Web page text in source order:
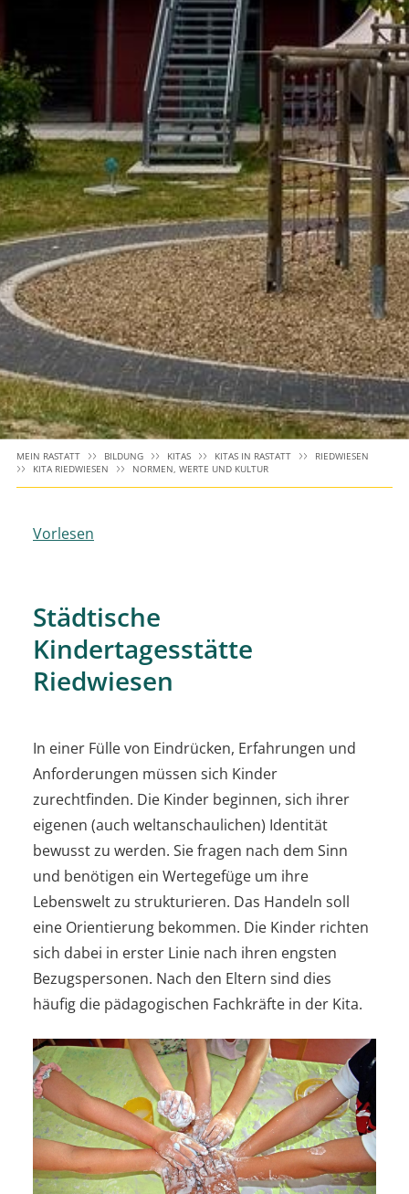
MEIN RASTATT BILDUNG KITAS KITAS IN RASTATT
RIEDWIESEN
KITA RIEDWIESEN
NORMEN, WERTE UND KULTUR
Vorlesen
Städtische
Kindertagesstätte
Riedwiesen
In einer Fülle von Eindrücken, Erfahrungen und
Anforderungen müssen sich Kinder
zurechtfinden. Die Kinder beginnen, sich ihrer
eigenen (auch weltanschaulichen) Identität
bewusst zu werden. Sie fragen nach dem Sinn
und benötigen ein Wertegefüge um ihre
Lebenswelt zu strukturieren. Das Handeln soll
eine Orientierung bekommen. Die Kinder richten
sich dabei in erster Linie nach ihren engsten
Bezugspersonen. Nach den Eltern sind dies
häufig die pädagogischen Fachkräfte in der Kita.